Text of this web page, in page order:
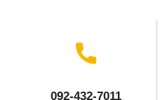
092-432-7011